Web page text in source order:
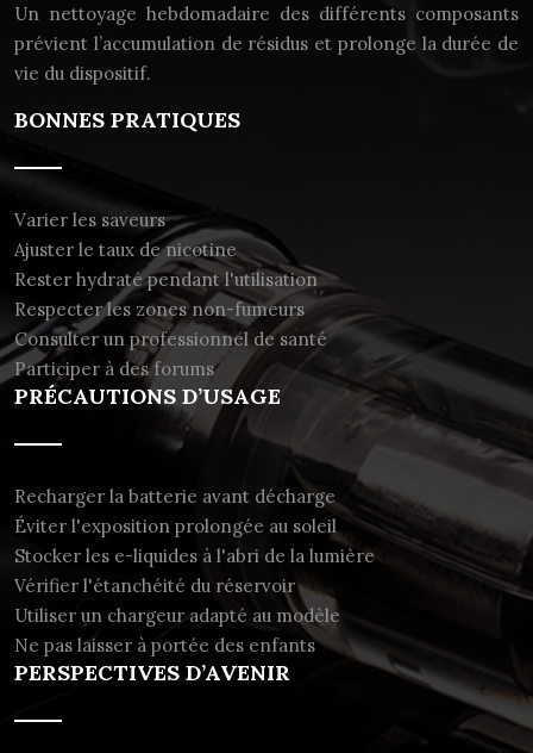
Un nettoyage hebdomadaire des différents composants
prévient l’accumulation de résidus et prolonge la durée de
vie du dispositif.
BONNES PRATIQUES
Varier les saveurs
Ajuster le taux de nicotine
Rester hydraté pendant l'utilisation
Respecter les zones non-fumeurs
Consulter un professionnel de santé
Participer à des forums
PRÉCAUTIONS D’USAGE
Recharger la batterie avant décharge
Éviter l'exposition prolongée au soleil
Stocker les e-liquides à l'abri de la lumière
Vérifier l'étanchéité du réservoir
Utiliser un chargeur adapté au modèle
Ne pas laisser à portée des enfants
PERSPECTIVES D’AVENIR